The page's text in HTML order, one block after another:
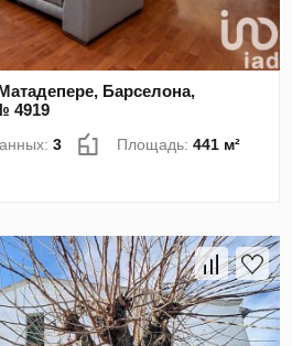
Барселона,
4919
3 Площадь:441 м²